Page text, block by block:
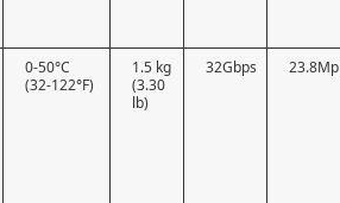
0-50°C
(32-122°F)
1.5 kg
(3.30
lb)
32Gbps